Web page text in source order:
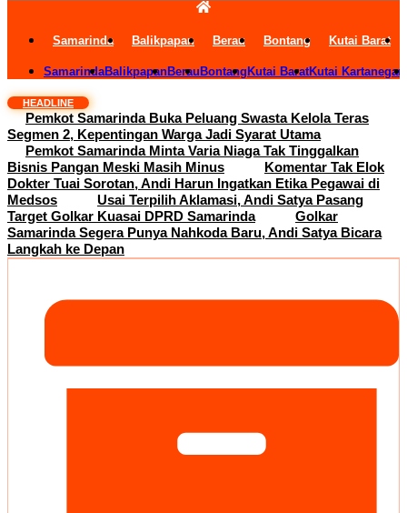
Samarinda Balikpapan Berau Bontang Kutai Barat
SamarindaBalikpapanBerau Bontang Kutai BaratKutai
HEADLINE
Pemkot Samarinda Buka Peluang Swasta Kelola Teras
Segmen 2, Kepentingan Warga Jadi Syarat Utama
Pemkot Samarinda Minta Varia Niaga Tak Tinggalkan
Bisnis Pangan Meski Masih Minus
Komentar Tak Elok
Dokter Tuai Sorotan, Andi Harun Ingatkan Etika Pegawai di
Medsos
Usai Terpilih Aklamasi, Andi Satya Pasang
Target Golkar Kuasai DPRD Samarinda
Golkar
Samarinda Segera Punya Nahkoda Baru, Andi Satya Bicara
Langkah ke Depan